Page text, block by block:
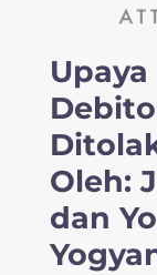
Oleh:
dan